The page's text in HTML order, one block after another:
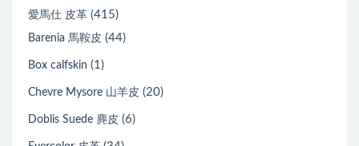
愛馬仕 皮革 (415)
Barenia 馬鞍皮 (44)
Box calfskin (1)
Chevre Mysore 山羊皮 (20)
Doblis Suede 麂皮 (6)